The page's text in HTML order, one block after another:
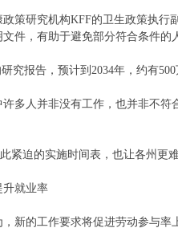
政策研究机构KFF的卫生政策执
件，有助于避免部分符合条件的
究报告，预计到2034年，约有
多人并非没有工作，也并非不
紧迫的实施时间表，也让各州更
升就业率
新的工作要求将促进劳动参与率